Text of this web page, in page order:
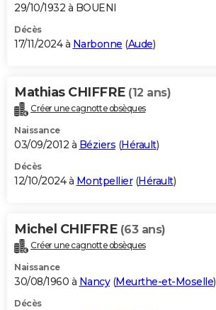
29/10/1932 à BOUENI
Décès
17/11/2024 à Narbonne (Aude)
Mathias CHIFFRE (12 ans)
Créer une cagnotte obsèques
Naissance
03/09/2012 à Béziers (Hérault)
Décès
12/10/2024 à Montpellier(Hérault)
Michel CHIFFRE (63 ans)
Créer une cagnotte obsèques
Naissance
30/08/1960 à Nancy(Meurthe-et-Moselle)
Décès